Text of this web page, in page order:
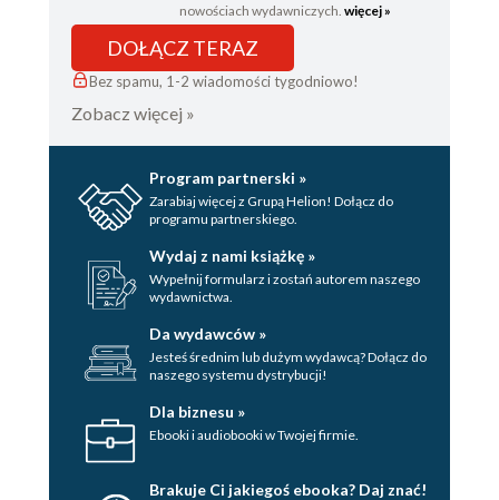
nowościach wydawniczych. więcej »
DOŁĄCZ TERAZ
Bez spamu, 1-2 wiadomości tygodniowo!
Zobacz więcej »
Program partnerski »
Zarabiaj więcej z Grupą Helion! Dołącz do
programu partnerskiego.
Wydaj z nami książkę »
Wypełnij formularz i zostań autorem naszego
wydawnictwa.
Da wydawców »
Jesteś średnim lub dużym wydawcą? Dołącz do
naszego systemu dystrybucji!
Dla biznesu »
Ebooki i audiobooki w Twojej firmie.
Brakuje Ci jakiegoś ebooka? Daj znać!